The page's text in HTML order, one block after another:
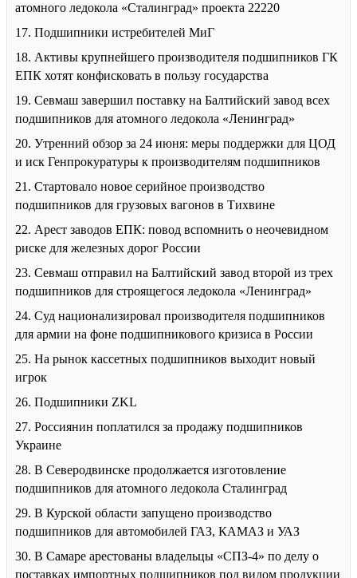
атомного ледокола «Сталинград» проекта 22220
17. Подшипники истребителей МиГ
18. Активы крупнейшего производителя подшипников ГК
ЕПК хотят конфисковать в пользу государства
19. Севмаш завершил поставку на Балтийский завод всех
подшипников для атомного ледокола «Ленинград»
20. Утренний обзор за 24 июня: меры поддержки для ЦОД
и иск Генпрокуратуры к производителям подшипников
21. Стартовало новое серийное производство
подшипников для грузовых вагонов в Тихвине
22. Арест заводов ЕПК: повод вспомнить о неочевидном
риске для железных дорог России
23. Севмаш отправил на Балтийский завод второй из трех
подшипников для строящегося ледокола «Ленинград»
24. Суд национализировал производителя подшипников
для армии на фоне подшипникового кризиса в России
25. На рынок кассетных подшипников выходит новый
игрок
26. Подшипники ZKL
27. Россиянин поплатился за продажу подшипников
Украине
28. В Северодвинске продолжается изготовление
подшипников для атомного ледокола Сталинград
29. В Курской области запущено производство
подшипников для автомобилей ГАЗ, КАМАЗ и УАЗ
30. В Самаре арестованы владельцы «СПЗ-4» по делу о
поставках импортных подшипников под видом продукции